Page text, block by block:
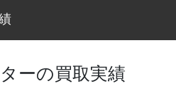
ーの買取実績